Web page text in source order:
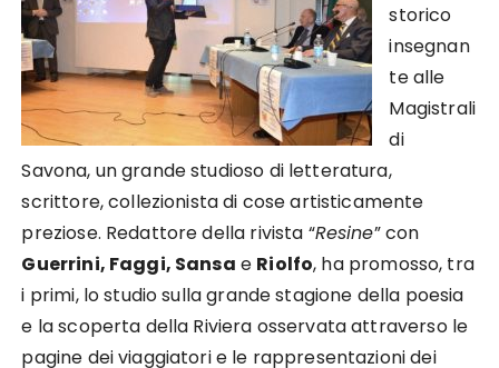
storico
insegnan
te alle
Magistrali
di
Savona, un grande studioso di letteratura,
scrittore, collezionista di cose artisticamente
preziose. Redattore della rivista “Resine” con
Guerrini, Faggi, Sansa e Riolfo, ha promosso, tra
i primi, lo studio sulla grande stagione della poesia
e la scoperta della Riviera osservata attraverso le
pagine dei viaggiatori e le rappresentazioni dei